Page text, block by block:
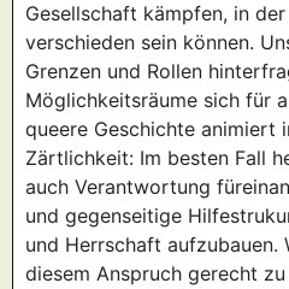
Gesellschaft kämpfen, in
verschieden sein können.
Grenzen und Rollen
Möglichkeitsräume sich für
queere Geschichte animiert
Zärtlichkeit: Im besten Fall
auch Verantwortung
und gegenseitige
und Herrschaft aufzubauen.
diesem Anspruch gerecht